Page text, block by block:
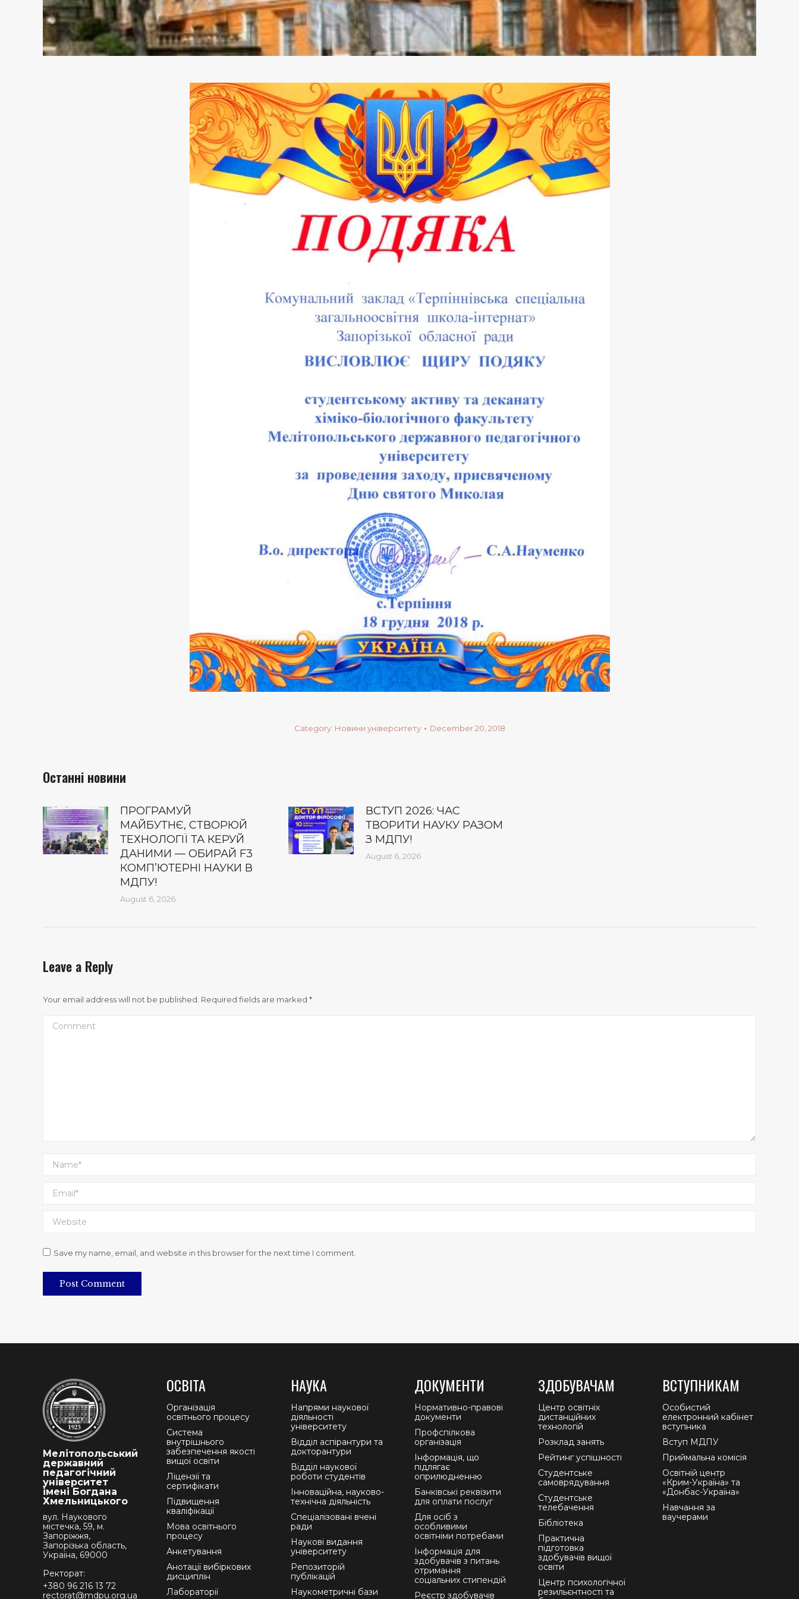
Category: Новини університету December 20, 2018
Останні новини
ПРОГРАМУЙ
МАЙБУТНЄ, СТВОРЮЙ
ТЕХНОЛОГІЇ ТА КЕРУЙ
ДАНИМИ — ОБИРАЙ F3
КОМП’ЮТЕРНІ НАУКИ В
МДПУ!
August 6, 2026
ВСТУП 2026: ЧАС
ТВОРИТИ НАУКУ РАЗОМ
З МДПУ!
August 6, 2026
Leave a Reply
Your email address will not be published. Required fields are marked *
Comment
Name *
Email *
Website
Save my name, email, and website in this browser for the next time I comment.
Post Comment
Мелітопольський
державний
педагогічний
університет
імені Богдана
Хмельницького
вул. Наукового
містечка, 59, м.
Запоріжжя,
Запорізька область,
Україна, 69000
Ректорат:
+380 96 216 13 72
rectorat@mdpu.org.ua
ОСВІТА
Організація
освітнього процесу
Система
внутрішнього
забезпечення якості
вищої освіти
Ліцензії та
сертифікати
Підвищення
кваліфікації
Мова освітнього
процесу
Анкетування
Анотації вибіркових
дисциплін
Лабораторії
НАУКА
Напрями наукової
діяльності
університету
Відділ аспірантури та
докторантури
Відділ наукової
роботи студентів
Інноваційна, науково-
технічна діяльність
Спеціалізовані вчені
ради
Наукові видання
університету
Репозиторій
публікацій
Наукометричні бази
ДОКУМЕНТИ
Нормативно-правові
документи
Профспілкова
організація
Інформація, що
підлягає
оприлюдненню
Банківські реквізити
для оплати послуг
Для осіб з
особливими
освітніми потребами
Інформація для
здобувачів з питань
отримання
соціальних стипендій
Реєстр здобувачів
ЗДОБУВАЧАМ
Центр освітніх
дистанційних
технологій
Розклад занять
Рейтинг успішності
Студентське
самоврядування
Студентське
телебачення
Бібліотека
Практична
підготовка
здобувачів вищої
освіти
Центр психологічної
резильєнтності та
ВСТУПНИКАМ
Особистий
електронний кабінет
вступника
Вступ МДПУ
Приймальна комісія
Освітній центр
«Крим-Україна» та
«Донбас-Україна»
Навчання за
ваучерами